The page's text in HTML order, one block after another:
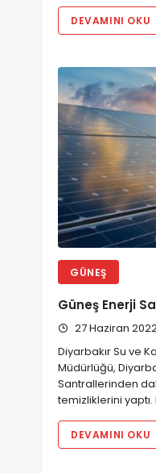
DEVAMINI OKU
GÜNEŞ
Güneş Enerji
27 Haziran
Diyarbakır Su ve
Müdürlüğü,
Santrallerinden
temizliklerini yaptı.
DEVAMINI OKU